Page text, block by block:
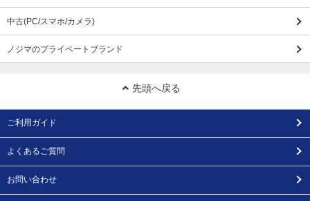
中古(PC/スマホ/カメラ)
ノジマのプライベートブランド
先頭へ戻る
ご利用ガイド
よくあるご質問
お問い合わせ